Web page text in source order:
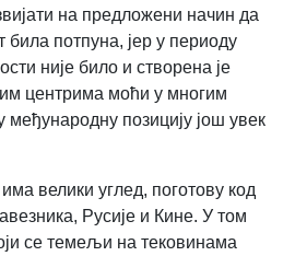
на предложени начин да
потпуна, јер у периоду
није било и створена је
центрима моћи у многим
позицију још увек
велики углед, поготову код
Русије и Кине. У том
се темељи на тековинама